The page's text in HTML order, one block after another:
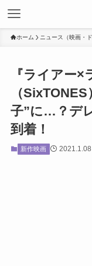
ホーム ニュース（映画・ド
『ライアー
（
子”に…？デ
到着！
新作映画 2021.1.08